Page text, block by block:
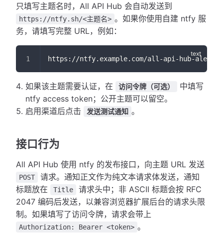
只填写主题名时，All API Hub 会自动发送到
https://ntfy.sh/<主题名> 。如果你使用自建 ntfy 服
务，请填写完整 URL，例如：
https://ntfy.example.com/all-api-hub-alerts
如果该主题需要认证，在 访问令牌（可选）
中填写
ntfy access token；公开主题可以留空。
启用渠道后点击
发送测试通知 。
接口行为
All API Hub 使用 ntfy 的发布接口，向主题 URL 发送
POST
请求。通知正文作为纯文本请求体发送，通知
标题放在
Title
请求头中；非 ASCII 标题会按 RFC
2047 编码后发送，以兼容浏览器扩展后台的请求头限
制。如果填写了访问令牌，请求会带上
Authorization: Bearer <token> 。